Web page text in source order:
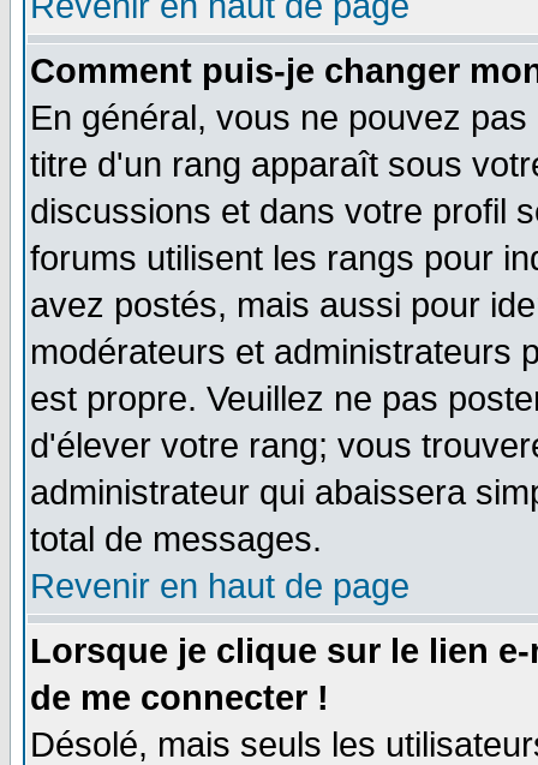
Comment puis-je changer
En général, vous ne pouvez
titre d'un rang apparaît sous
discussions et dans votre profil
forums utilisent les rangs pour
avez postés, mais aussi pour
modérateurs et administrateurs
est propre. Veuillez ne pas
d'élever votre rang; vous
administrateur qui abaissera
total de messages.
Revenir en haut de page
Lorsque je clique sur le lien
de me connecter !
Désolé, mais seuls les